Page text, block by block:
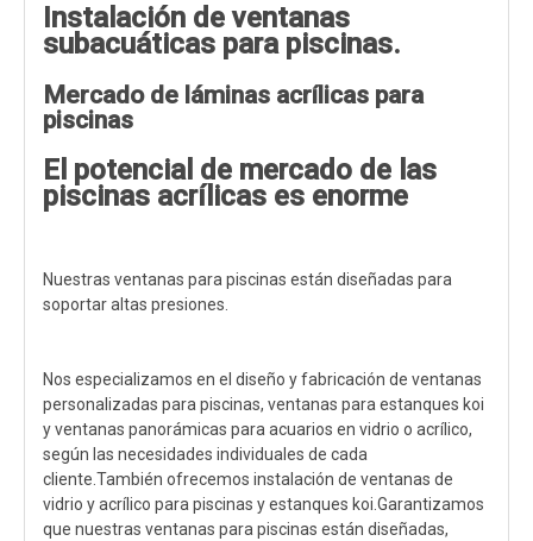
Instalación de ventanas
subacuáticas para piscinas.
Mercado de láminas acrílicas para
piscinas
El potencial de mercado de las
piscinas acrílicas es enorme
Nuestras ventanas para piscinas están diseñadas para
soportar altas presiones.
Nos especializamos en el diseño y fabricación de ventanas
personalizadas para piscinas, ventanas para estanques koi
y ventanas panorámicas para acuarios en vidrio o acrílico,
según las necesidades individuales de cada
cliente.También ofrecemos instalación de ventanas de
vidrio y acrílico para piscinas y estanques koi.Garantizamos
que nuestras ventanas para piscinas están diseñadas,